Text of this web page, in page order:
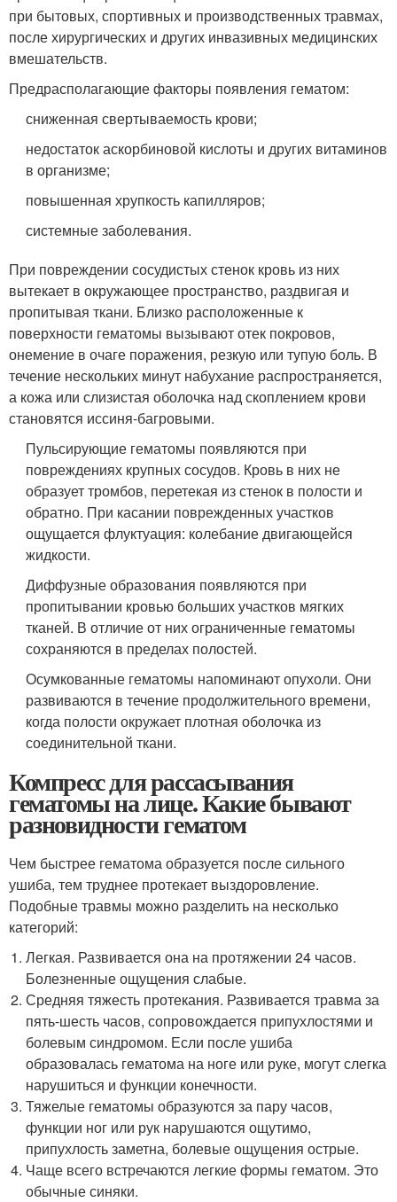
при бытовых, спортивных и производственных травмах,
после хирургических и других инвазивных медицинских
вмешательств.
Предрасполагающие факторы появления гематом:
сниженная свертываемость крови;
недостаток аскорбиновой кислоты и других витаминов
в организме;
повышенная хрупкость капилляров;
системные заболевания.
При повреждении сосудистых стенок кровь из них
вытекает в окружающее пространство, раздвигая и
пропитывая ткани. Близко расположенные к
поверхности гематомы вызывают отек покровов,
онемение в очаге поражения, резкую или тупую боль. В
течение нескольких минут набухание распространяется,
а кожа или слизистая оболочка над скоплением крови
становятся иссиня-багровыми.
Пульсирующие гематомы появляются при
повреждениях крупных сосудов. Кровь в них не
образует тромбов, перетекая из стенок в полости и
обратно. При касании поврежденных участков
ощущается флуктуация: колебание двигающейся
жидкости.
Диффузные образования появляются при
пропитывании кровью больших участков мягких
тканей. В отличие от них ограниченные гематомы
сохраняются в пределах полостей.
Осумкованные гематомы напоминают опухоли. Они
развиваются в течение продолжительного времени,
когда полости окружает плотная оболочка из
соединительной ткани.
Компресс для рассасывания
гематомы на лице. Какие бывают
разновидности гематом
Чем быстрее гематома образуется после сильного
ушиба, тем труднее протекает выздоровление.
Подобные травмы можно разделить на несколько
категорий:
Легкая. Развивается она на протяжении 24 часов.
Болезненные ощущения слабые.
Средняя тяжесть протекания. Развивается травма за
пять-шесть часов, сопровождается припухлостями и
болевым синдромом. Если после ушиба
образовалась гематома на ноге или руке, могут слегка
нарушиться и функции конечности.
Тяжелые гематомы образуются за пару часов,
функции ног или рук нарушаются ощутимо,
припухлость заметна, болевые ощущения острые.
Чаще всего встречаются легкие формы гематом. Это
обычные синяки.